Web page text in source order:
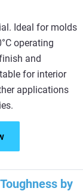
Ideal for molds
operating
and
for interior
applications
by